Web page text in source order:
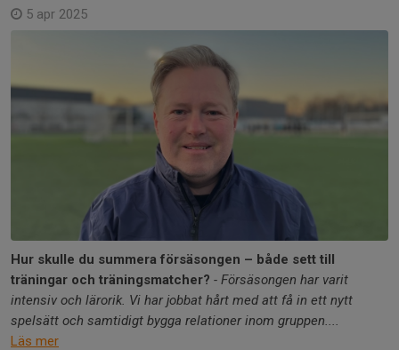
5 apr 2025
Hur skulle du summera försäsongen – både sett till
träningar och träningsmatcher? - Försäsongen har varit
intensiv och lärorik. Vi har jobbat hårt med att få in ett nytt
spelsätt och samtidigt bygga relationer inom gruppen....
Läs mer